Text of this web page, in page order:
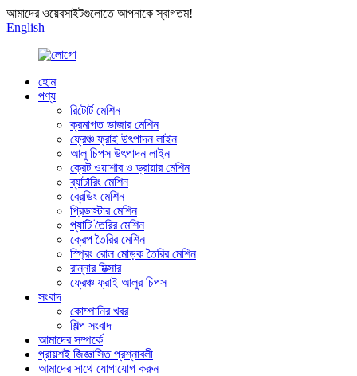
আমাদের ওয়েবসাইটগুলোতে আপনাকে স্বাগতম!
English
হোম
পণ্য
রিটোর্ট মেশিন
ক্রমাগত ভাজার মেশিন
ফ্রেঞ্চ ফ্রাই উৎপাদন লাইন
আলু চিপস উৎপাদন লাইন
ক্রেট ওয়াশার ও ড্রায়ার মেশিন
ব্যাটারিং মেশিন
ব্রেডিং মেশিন
প্রিডাস্টার মেশিন
প্যাটি তৈরির মেশিন
ক্রেপ তৈরির মেশিন
স্প্রিং রোল মোড়ক তৈরির মেশিন
রান্নার মিক্সার
ফ্রেঞ্চ ফ্রাই আলুর চিপস
সংবাদ
কোম্পানির খবর
শিল্প সংবাদ
আমাদের সম্পর্কে
প্রায়শই জিজ্ঞাসিত প্রশ্নাবলী
আমাদের সাথে যোগাযোগ করুন